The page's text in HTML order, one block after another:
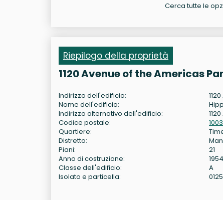
Cerca tutte le
Riepilogo della proprietà
1120 Avenue of the Americas
Indirizzo dell'edificio:
Nome dell'edificio:
Indirizzo alternativo dell'edificio:
Codice postale:
Quartiere:
Distretto:
Piani:
21
Anno di costruzione:
1954
Classe dell'edificio:
A
Isolato e particella: